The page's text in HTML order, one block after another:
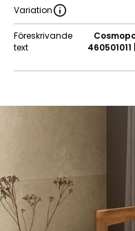
Variation
Föreskrivande
text